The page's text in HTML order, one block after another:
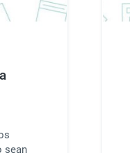
sean